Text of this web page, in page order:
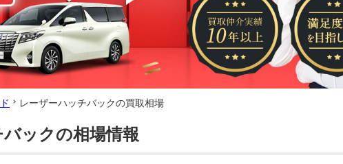
レーザーハッチバックの買取相場
ックの相場情報